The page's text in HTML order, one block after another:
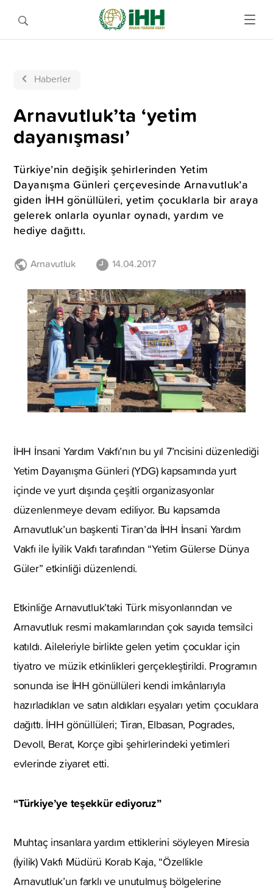
Haberler
Arnavutluk’ta ‘yetim
dayanışması’
Türkiye’nin değişik şehirlerinden Yetim
Dayanışma Günleri çerçevesinde Arnavutluk’a
giden İHH gönüllüleri, yetim çocuklarla bir araya
gelerek onlarla oyunlar oynadı, yardım ve
hediye dağıttı.
Arnavutluk 14.04.2017
İHH İnsani Yardım Vakfı’nın bu yıl 7’ncisini düzenlediği
Yetim Dayanışma Günleri (YDG) kapsamında yurt
içinde ve yurt dışında çeşitli organizasyonlar
düzenlenmeye devam ediliyor. Bu kapsamda
Arnavutluk’un başkenti Tiran’da İHH İnsani Yardım
Vakfı ile İyilik Vakfı tarafından “Yetim Gülerse Dünya
Güler” etkinliği düzenlendi.
Etkinliğe Arnavutluk’taki Türk misyonlarından ve
Arnavutluk resmi makamlarından çok sayıda temsilci
katıldı. Aileleriyle birlikte gelen yetim çocuklar için
tiyatro ve müzik etkinlikleri gerçekleştirildi. Programın
sonunda ise İHH gönüllüleri kendi imkânlarıyla
hazırladıkları ve satın aldıkları eşyaları yetim çocuklara
dağıttı. İHH gönüllüleri; Tiran, Elbasan, Pogrades,
Devoll, Berat, Korçe gibi şehirlerindeki yetimleri
evlerinde ziyaret etti.
“Türkiye’ye teşekkür ediyoruz”
Muhtaç insanlara yardım ettiklerini söyleyen Miresia
(İyilik) Vakfı Müdürü Korab Kaja, “Özellikle
Arnavutluk’un farklı ve unutulmuş bölgelerine